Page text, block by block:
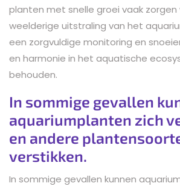
planten met snelle groei vaak zorgen
weelderige uitstraling van het
een zorgvuldige monitoring en
en harmonie in het aquatische
behouden.
In sommige gevallen
aquariumplanten zich
en andere
verstikken.
In sommige gevallen kunnen